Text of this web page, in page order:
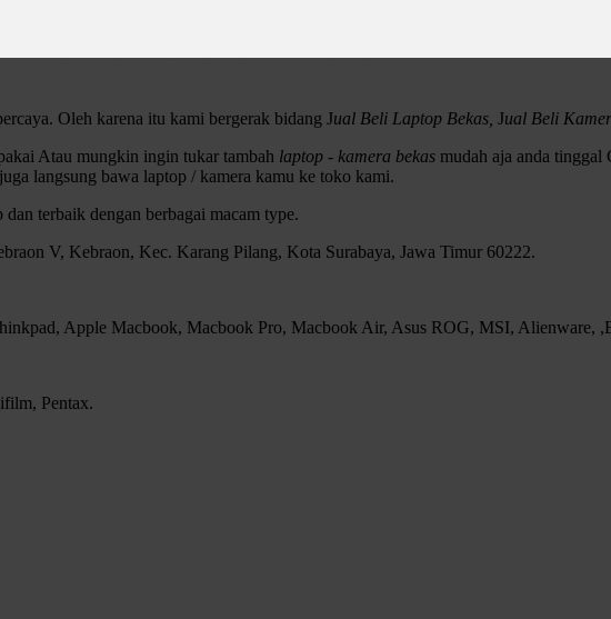
Oleh karena itu kami bergerak bidang Jual Beli Laptop Bekas, Jual Beli
Atau mungkin ingin tukar tambah laptop - kamera bekas mudah aja anda
langsung bawa laptop / kamera kamu ke toko kami.
dan terbaik dengan berbagai macam type.
V, Kebraon, Kec. Karang Pilang, Kota Surabaya, Jawa Timur 60222.
Apple Macbook, Macbook Pro, Macbook Air, Asus ROG, MSI, Alienware,
Pentax.